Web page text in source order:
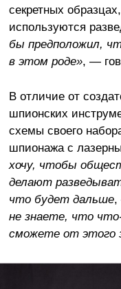
секретных
используются
бы предположил,
в этом роде», —
В отличие от
шпионских
схемы своего
шпионажа с
хочу, чтобы
делают
что будет дальше,
не знаете, что
сможете от этого